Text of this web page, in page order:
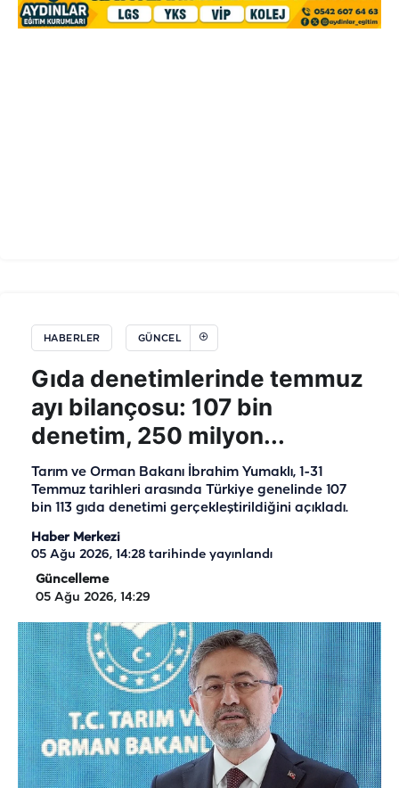
HABERLER GÜNCEL
Gıda denetimlerinde temmuz
ayı bilançosu: 107 bin
denetim, 250 milyon...
Tarım ve Orman Bakanı İbrahim Yumaklı, 1-31
Temmuz tarihleri arasında Türkiye genelinde 107
bin 113 gıda denetimi gerçekleştirildiğini açıkladı.
Haber Merkezi
05 Ağu 2026, 14:28 tarihinde yayınlandı
Güncelleme
05 Ağu 2026, 14:29